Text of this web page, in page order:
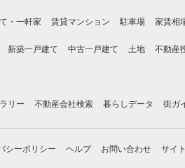
・一軒家 賃貸マンション 駐車場 家賃相
新築一戸建て 中古一戸建て 土地 不動産
リー 不動産会社検索 暮らしデータ 街ガ
シーポリシー ヘルプ お問い合わせ サイ